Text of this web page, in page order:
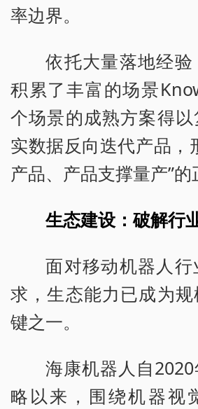
率边界。
依托大量落地经验
积累了丰富的场景
个场景的成熟方案得
实数据反向迭代产品，
产品、产品支撑量产”的
生态建设：破解行
面对移动机器人
求，生态能力已成为
键之一。
海康机器人自
略以来，围绕机器视